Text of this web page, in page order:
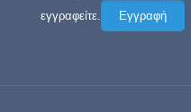
εγγραφείτε.